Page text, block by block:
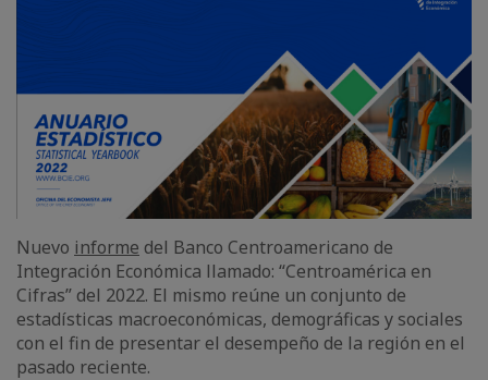
Nuevo informe del Banco Centroamericano de
Integración Económica llamado: “Centroamérica en
Cifras” del 2022. El mismo reúne un conjunto de
estadísticas macroeconómicas, demográficas y sociales
con el fin de presentar el desempeño de la región en el
pasado reciente.